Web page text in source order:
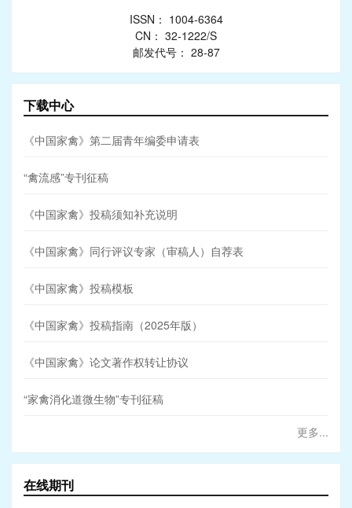
ISSN： 1004-6364
CN： 32-1222/S
邮发代号： 28-87
下载中心
《中国家禽》第二届青年编委申请表
“禽流感”专刊征稿
《中国家禽》投稿须知补充说明
《中国家禽》同行评议专家（审稿人）自荐表
《中国家禽》投稿模板
《中国家禽》投稿指南（2025年版）
《中国家禽》论文著作权转让协议
“家禽消化道微生物”专刊征稿
更多...
在线期刊